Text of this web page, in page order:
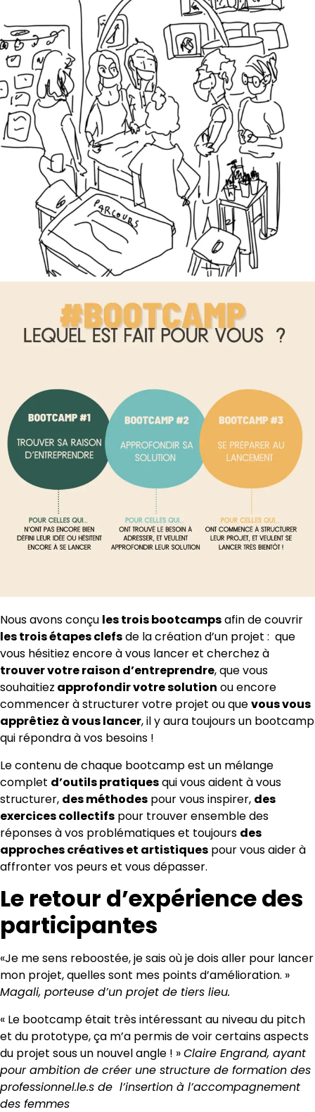
Nous avons conçu les trois bootcampsafin de couvrir
les trois étapes clefsde la création d’un projet : que
vous hésitiez encore à vous lancer et cherchez à
trouver votre raison d’entreprendre, que vous
souhaitiez approfondir votre solution ou encore
commencer à structurer votre projet ou quevous vous
apprêtiez à vous lancer, il y aura toujours un bootcamp
qui répondra à vos besoins !
Le contenu de chaque bootcamp est un mélange
complet d’outils pratiquesqui vous aident à vous
structurer, des méthodes pour vous inspirer, des
exercices collectifs pour trouver ensemble des
réponses à vos problématiques et toujours des
approches créatives et artistiques pour vous aider à
affronter vos peurs et vous dépasser.
Le retour d’expérience des
participantes
«Je me sens reboostée, je sais où je dois aller pour lancer
mon projet, quelles sont mes points d’amélioration. »
Magali, porteuse d’un projet de tiers lieu.
« Le bootcamp était très intéressant au niveau du pitch
et du prototype, ça m’a permis de voir certains aspects
du projet sous un nouvel angle ! »Claire Engrand, ayant
pour ambition de créer une structure de formation des
professionnel.le.s de l’insertion à l’accompagnement
des femmes